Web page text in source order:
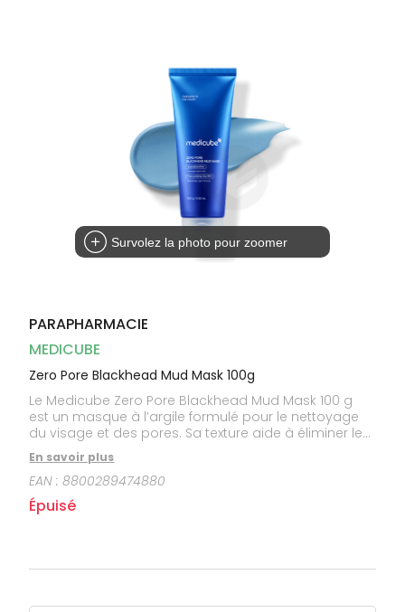
Survolez la photo pour zoomer
PARAPHARMACIE
MEDICUBE
Zero Pore Blackhead Mud Mask 100g
Le Medicube Zero Pore Blackhead Mud Mask 100 g
est un masque à l’argile formulé pour le nettoyage
du visage et des pores. Sa texture aide à éliminer les
impuretés et l’excès de sébum tout en apportant
une sensation de peau propre et fraîche. Convient
aux peaux sujettes aux pores visibles et aux
imperfections.
En savoir plus
EAN :8800289474880
Épuisé